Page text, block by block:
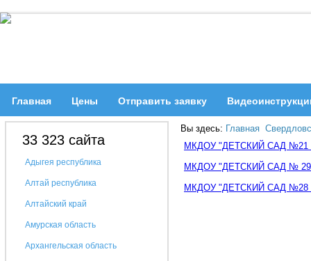
Главная Цены Отправить заявку
33 323 сайта
Адыгея республика
Алтай республика
Алтайский край
Амурская область
Архангельская область
Вы здесь: Главная
МКДОУ "ДЕТСКИЙ САД №21
МКДОУ "ДЕТСКИЙ САД №
МКДОУ "ДЕТСКИЙ САД №28